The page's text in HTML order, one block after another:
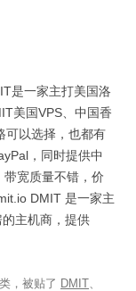
是一家主打美国洛
美国VPS、中国香
可以选择，也都有
，同时提供中
宽质量不错，价
DMIT 是一家主
主机商，提供
，被贴了 DMIT、